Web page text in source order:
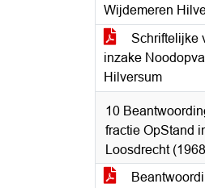
Wijdemeren
Schriftelijke
inzake
Hilversum
10
fractie OpStand
Loosdrecht